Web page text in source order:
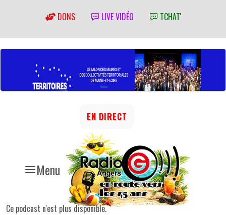
DONS LIVE VIDÉO TCHAT'
Menu
EN DIRECT
Ce podcast n'est plus disponible.